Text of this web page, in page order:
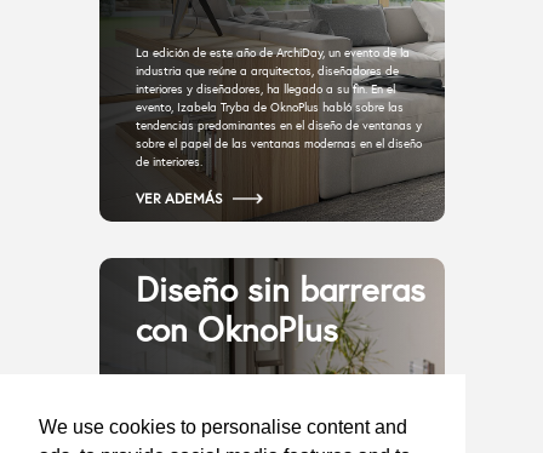
We use cookies to personalise content and
La edición de este año de ArchiDay, un evento de la
industria que reúne a arquitectos, diseñadores de
interiores y diseñadores, ha llegado a su fin. En el
evento, Izabela Tryba de OknoPlus habló sobre las
tendencias predominantes en el diseño de ventanas y
sobre el papel de las ventanas modernas en el diseño
de interiores.
VER ADEMÁS
Diseño sin barreras
con OknoPlus
porcentajes de la población humana. Puertas de balcón
con umbral bajo, ventanas ligeras y deslizantes,